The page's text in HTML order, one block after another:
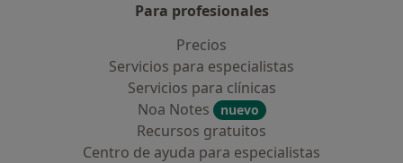
Para profesionales
Precios
Servicios para especialistas
Servicios para clínicas
Noa Notes
nuevo
Recursos gratuitos
Centro de ayuda para especialistas